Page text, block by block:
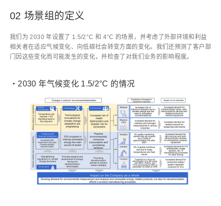
02 场景组的定义
我们为 2030 年设置了 1.5/2°C 和 4°C 的场景，并考虑了外部环境和利益
相关者在适应气候变化、向低碳社会转变方面的变化。我们还预测了客户部
门因这些变化而可能发生的变化，并检查了对我们业务的影响程度。
・2030 年气候变化 1.5/2°C 的情况